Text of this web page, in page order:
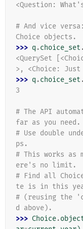
<Question:
# And vice
Choice objects.
>>> q .choice_set .
<QuerySet
>, <Choice: Just
>>> q .choice_set .
3
# The API
far as you need.
# Use double
ps.
# This works as
ere's no limit.
# Find all
te is in this
# (reusing the
d above).
>>> Choice.